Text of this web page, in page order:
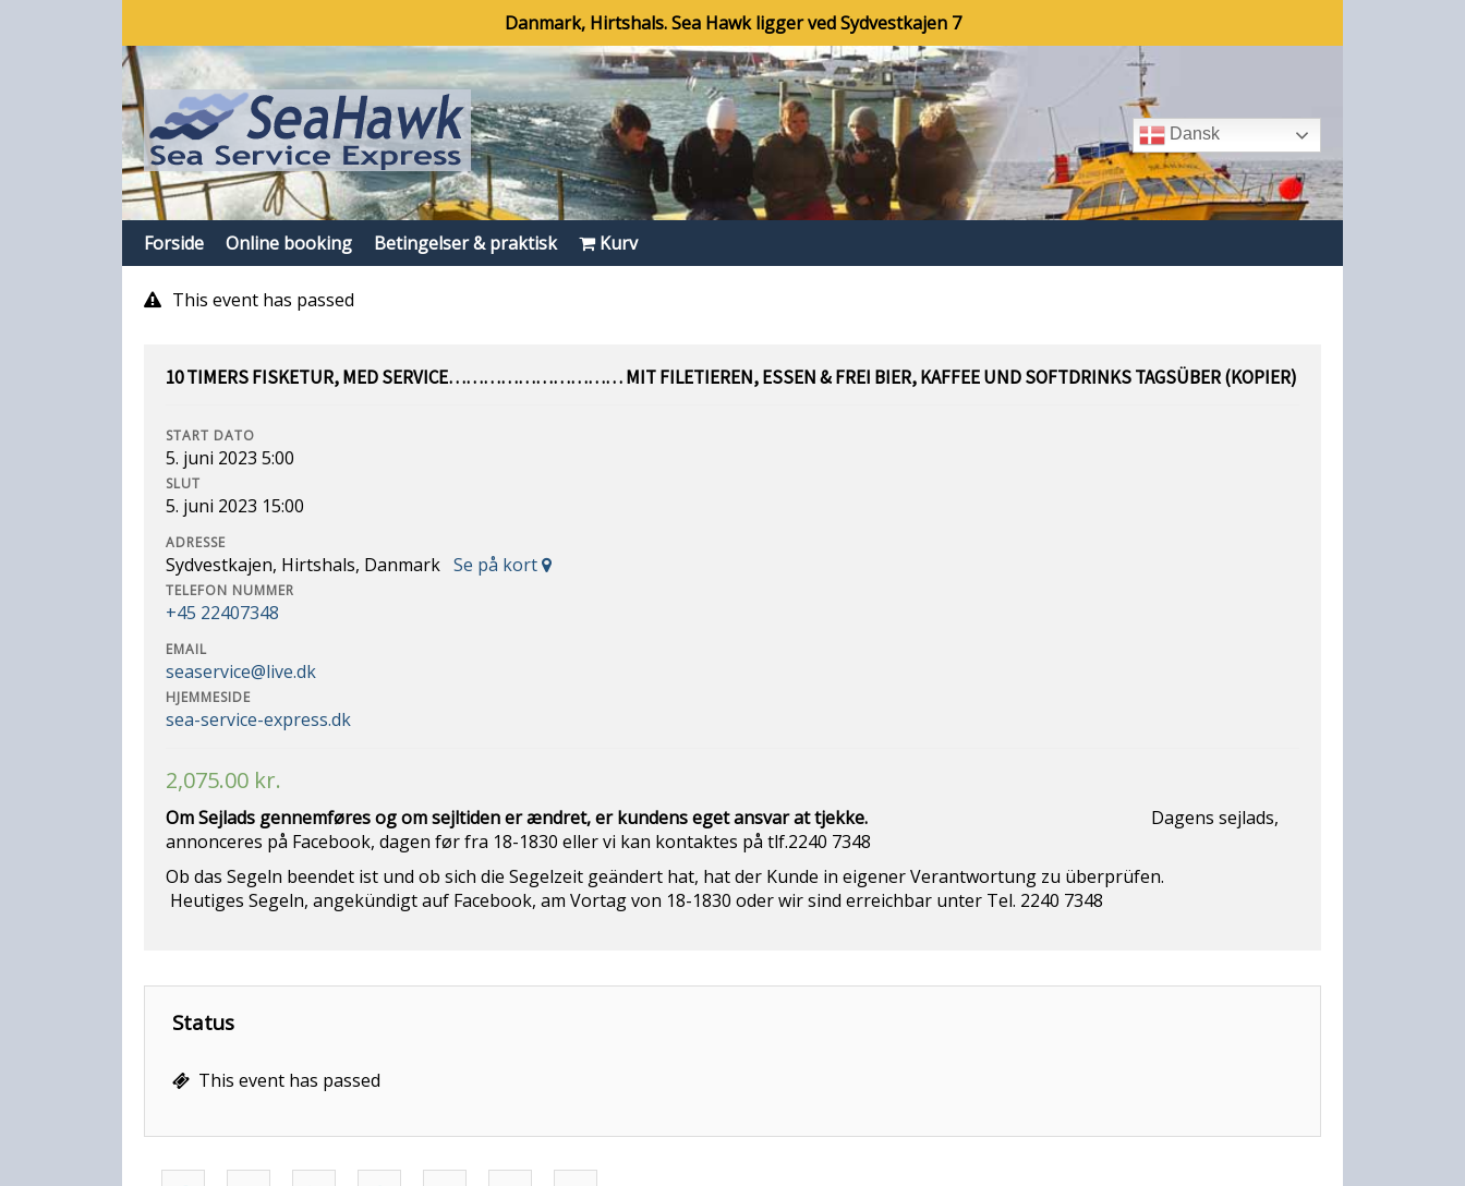
Danmark, Hirtshals. Sea Hawk ligger ved Sydvestkajen 7
Dansk
Forside Online booking Betingelser & praktisk Kurv
This event has passed
10 TIMERS FISKETUR, MED SERVICE………………………… MIT FILETIEREN, ESSEN & FREI BIER, KAFFEE UND SOFTDRINKS TAGSÜBER (KOPIER)
START DATO
5. juni 2023 5:00
SLUT
5. juni 2023 15:00
ADRESSE
Sydvestkajen, Hirtshals, Danmark Se på kort
TELEFON NUMMER
+45 22407348
EMAIL
seaservice@live.dk
HJEMMESIDE
sea-service-express.dk
2,075.00 kr.
Om Sejlads gennemføres og om sejltiden er ændret, er kundens eget ansvar attjekke. Dagens sejlads,
annonceres på Facebook, dagen før fra 18-1830 eller vi kan kontaktes på tlf.2240 7348
Ob das Segeln beendet ist und ob sich die Segelzeit geändert hat, hat der Kunde in eigener Verantwortung zu überprüfen.
Heutiges Segeln, angekündigt auf Facebook, am Vortag von 18-1830 oder wir sind erreichbar unter Tel. 2240 7348
Status
This event has passed